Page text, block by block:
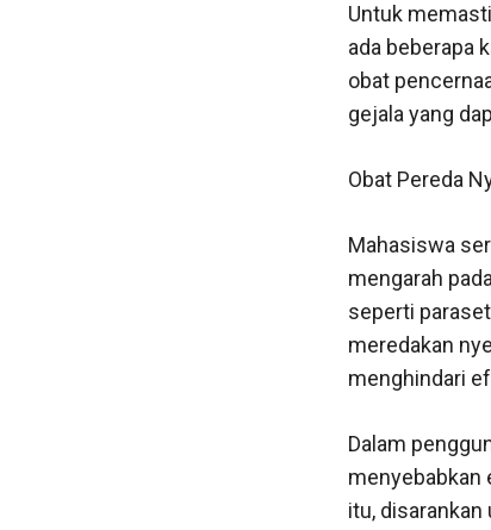
Untuk
ada beberapa
obat
gejala yang
Obat Pereda
Mahasiswa
mengarah
seperti
meredakan
menghindari
Dalam
menyebabkan
itu,